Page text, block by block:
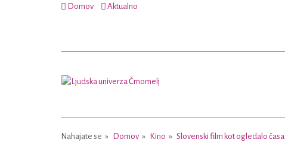
Domov Aktualno
Nahajate se Domov Kino Slovenski film kot ogledalo časa